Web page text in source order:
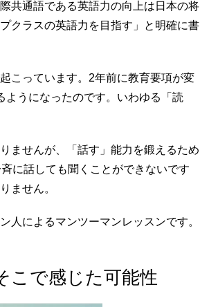
共通語である英語力の向上は日本の将
クラスの英語力を目指す」と明確に書
こっています。2年前に教育要項が変
ようになったのです。いわゆる「読
ませんが、「話す」能力を鍛えるため
に話しても聞くことができないです
ません。
人によるマンツーマンレッスンです。
こで感じた可能性